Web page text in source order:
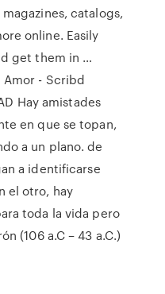
catalogs,
online. Easily
get them in …
Amor - Scribd
Hay amistades
en que se topan,
a un plano. de
a identificarse
el otro, hay
toda la vida pero
(106 a.C – 43 a.C.)